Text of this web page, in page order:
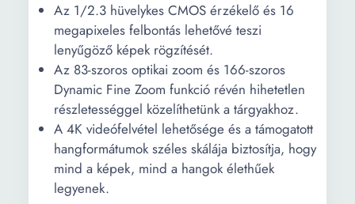
Az 1/2.3 hüvelykes CMOS érzékelő és 16
megapixeles felbontás lehetővé teszi
lenyűgöző képek rögzítését.
Az 83-szoros optikai zoom és 166-szoros
Dynamic Fine Zoom funkció révén hihetetlen
részletességgel közelíthetünk a tárgyakhoz.
A 4K videófelvétel lehetősége és a támogatott
hangformátumok széles skálája biztosítja, hogy
mind a képek, mind a hangok élethűek
legyenek.